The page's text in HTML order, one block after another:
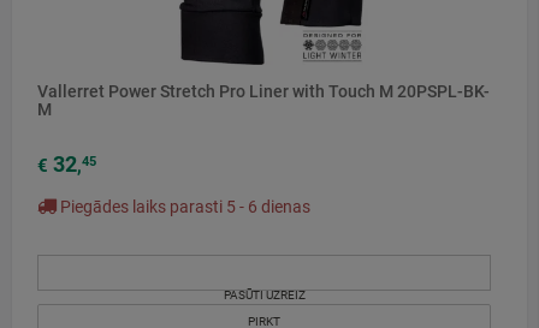
Vallerret Power Stretch Pro Liner with Touch M 20PSPL-BK-
M
€ 32,45
Piegādes laiks parasti 5 - 6 dienas
PASŪTI UZREIZ
PIRKT